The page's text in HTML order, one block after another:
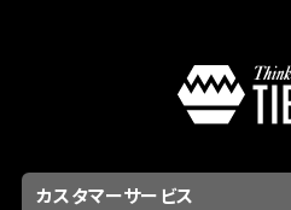
カスタマーサービス